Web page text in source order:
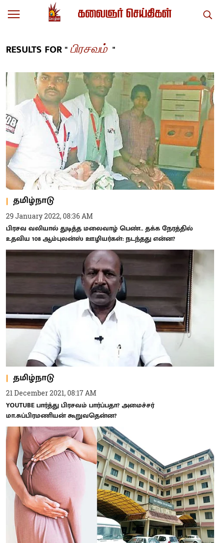
RESULTS FOR "பிரசவம் "
தமிழ்நாடு
29 January 2022, 08:36 AM
பிரசவ வலியால் துடித்த மலைவாழ் பெண்.. தக்க நேரத்தில்
உதவிய 108 ஆம்புலன்ஸ் ஊழியர்கள்: நடந்தது என்ன?
தமிழ்நாடு
21 December 2021, 08:17 AM
YOUTUBE பார்த்து பிரசவம் பார்ப்பதா? அமைச்சர்
மா.சுப்பிரமணியன் கூறுவதென்ன?